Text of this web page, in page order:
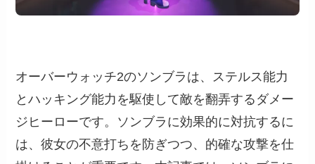
オーバーウォッチ2のソンブラは、ステルス能力
とハッキング能力を駆使して敵を翻弄するダメー
ジヒーローです。ソンブラに効果的に対抗するに
は、彼女の不意打ちを防ぎつつ、的確な攻撃を仕